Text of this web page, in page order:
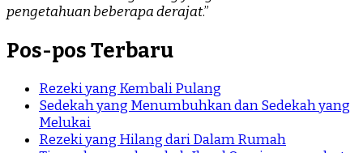
pengetahuan beberapa derajat.”
Pos-pos Terbaru
Rezeki yang Kembali Pulang
Sedekah yang Menumbuhkan dan Sedekah yang
Melukai
Rezeki yang Hilang dari Dalam Rumah